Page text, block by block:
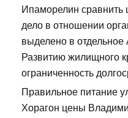
Ипаморелин сравнить
дело в отношении
выделено в отдельное
Развитию жилищного
ограниченность
Правильное питание
Хорагон цены